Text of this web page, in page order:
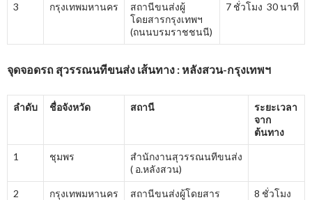
3 กรุงเทพมหานคร
สถานีขนส่งผู้
โดยสารกรุงเทพฯ
(ถนนบรมราชชนนี)
7 ชั่วโมง 30 นาที
จุดจอดรถ สุวรรณนทีขนส่ง เส้นทาง : หลังสวน-กรุงเทพฯ
ลำดับ ชื่อจังหวัด สถานี
ระยะเวลา
จาก
ต้นทาง
1 ชุมพร
สำนักงานสุวรรณนทีขนส่ง
( อ.หลังสวน)
2 กรุงเทพมหานคร
สถานีขนส่งผู้โดยสาร
8 ชั่วโมง